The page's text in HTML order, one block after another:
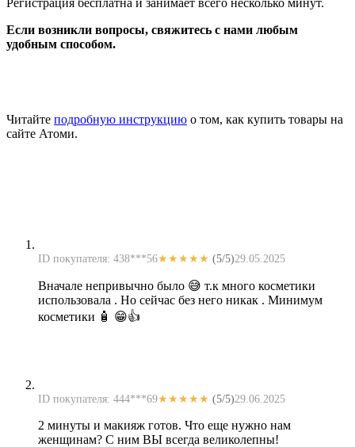
Если возникли вопросы, свяжитесь с нами любым
удобным способом.
Читайте подробную инструкцию о том, как купить товары на
сайте Атоми.
ID покупателя: 438***56★★★★★ (5/5)29.05.2025
Вначале непривычно было 😅 т.к много косметики
использовала . Но сейчас без него никак . Минимум
косметики 🧴 😁👍
ID покупателя: 444***69★★★★★ (5/5)29.06.2025
2 минуты и макияж готов. Что еще нужно нам
женщинам? С ним ВЫ всегда великолепны!